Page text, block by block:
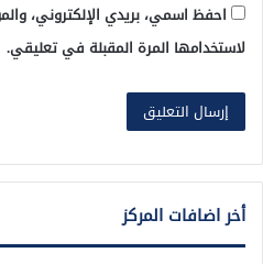
احفظ اسمي، بريدي الإلكتروني،
لاستخدامها المرة المقبلة في تعليقي.
أخر اضافات المركز